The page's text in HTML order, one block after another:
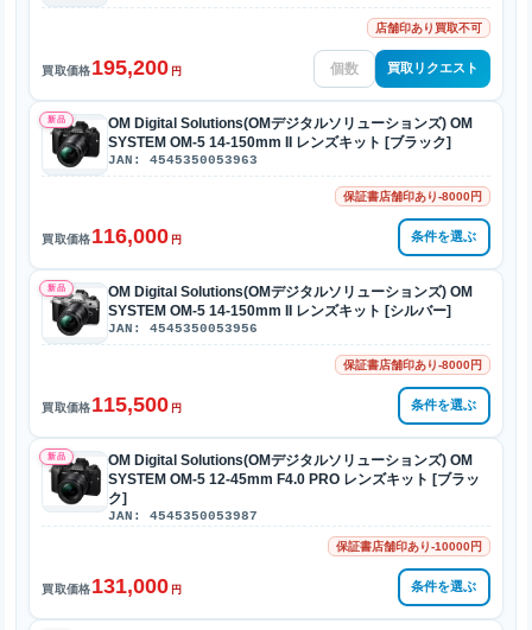
店舗印あり買取不可
買取価格195,200 円 買取リクエスト
新品
OM Digital Solutions(OMデジタルソリューションズ) OM
SYSTEM OM-5 14-150mm II レンズキット [ブラック]
JAN: 4545350053963
保証書店舗印あり-8000円
買取価格116,000 円 条件を選ぶ
新品
OM Digital Solutions(OMデジタルソリューションズ) OM
SYSTEM OM-5 14-150mm II レンズキット [シルバー]
JAN: 4545350053956
保証書店舗印あり-8000円
買取価格115,500 円 条件を選ぶ
新品
OM Digital Solutions(OMデジタルソリューションズ) OM
SYSTEM OM-5 12-45mm F4.0 PRO レンズキット [ブラッ
ク]
JAN: 4545350053987
保証書店舗印あり-10000円
買取価格131,000 円 条件を選ぶ